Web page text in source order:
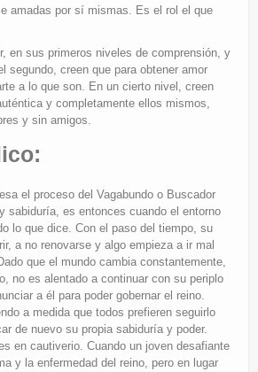
amadas por sí mismas. Es el rol el que
en sus primeros niveles de comprensión, y
segundo, creen que para obtener amor
a lo que son. En un cierto nivel, creen
y completamente ellos mismos,
y sin amigos.
el proceso del Vagabundo o Buscador
sabiduría, es entonces cuando el entorno
lo que dice. Con el paso del tiempo, su
a no renovarse y algo empieza a ir mal
que el mundo cambia constantemente,
no es alentado a continuar con su periplo
a él para poder gobernar el reino.
a medida que todos prefieren seguirlo
de nuevo su propia sabiduría y poder.
en cautiverio. Cuando un joven desafiante
y la enfermedad del reino, pero en lugar